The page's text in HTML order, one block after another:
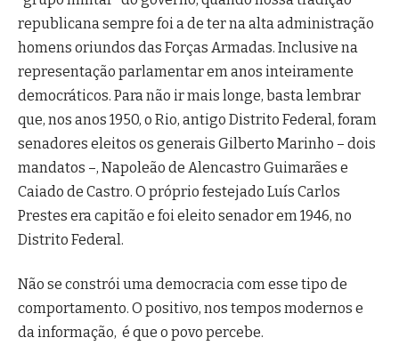
republicana sempre foi a de ter na alta administração
homens oriundos das Forças Armadas. Inclusive na
representação parlamentar em anos inteiramente
democráticos. Para não ir mais longe, basta lembrar
que, nos anos 1950, o Rio, antigo Distrito Federal, foram
senadores eleitos os generais Gilberto Marinho – dois
mandatos –, Napoleão de Alencastro Guimarães e
Caiado de Castro. O próprio festejado Luís Carlos
Prestes era capitão e foi eleito senador em 1946, no
Distrito Federal.
Não se constrói uma democracia com esse tipo de
comportamento. O positivo, nos tempos modernos e
da informação, é que o povo percebe.